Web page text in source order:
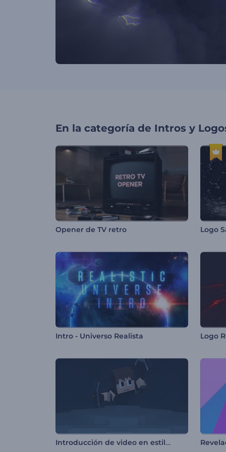
En la categoría de Intros y
Opener de TV retro
Intro - Universo Realista Logo
Introducción de video en estilo Minecraft